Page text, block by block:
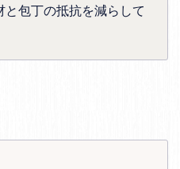
包丁の抵抗を減らして